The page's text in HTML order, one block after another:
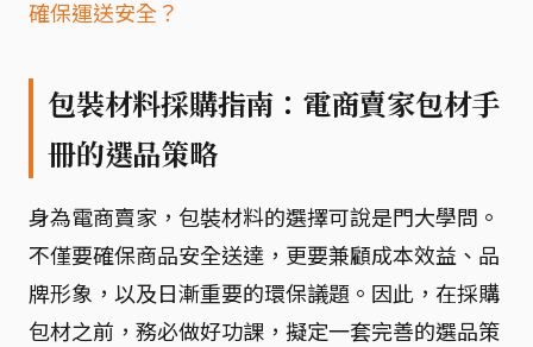
確保運送安全？
包裝材料採購指南：電商賣家包材手
冊的選品策略
身為電商賣家，包裝材料的選擇可說是門大學問。
不僅要確保商品安全送達，更要兼顧成本效益、品
牌形象，以及日漸重要的環保議題。因此，在採購
包材之前，務必做好功課，擬定一套完善的選品策